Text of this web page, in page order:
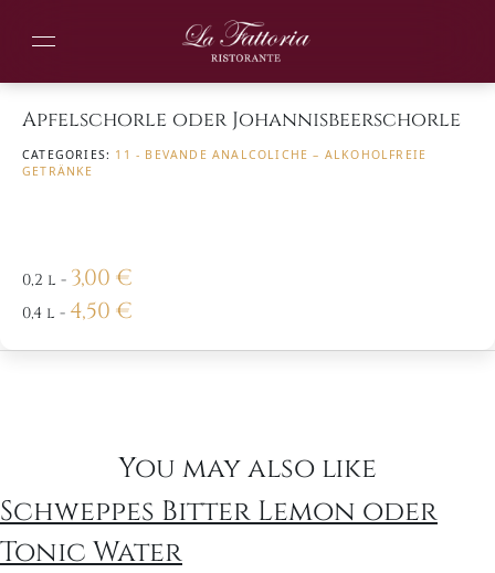
Apfelschorle oder Johannisbeerschorle
CATEGORIES: 11 - BEVANDE ANALCOLICHE – ALKOHOLFREIE
GETRÄNKE
0,2 l - 3,00 €
0,4 l - 4,50 €
You may also like
Schweppes Bitter Lemon oder
Tonic Water